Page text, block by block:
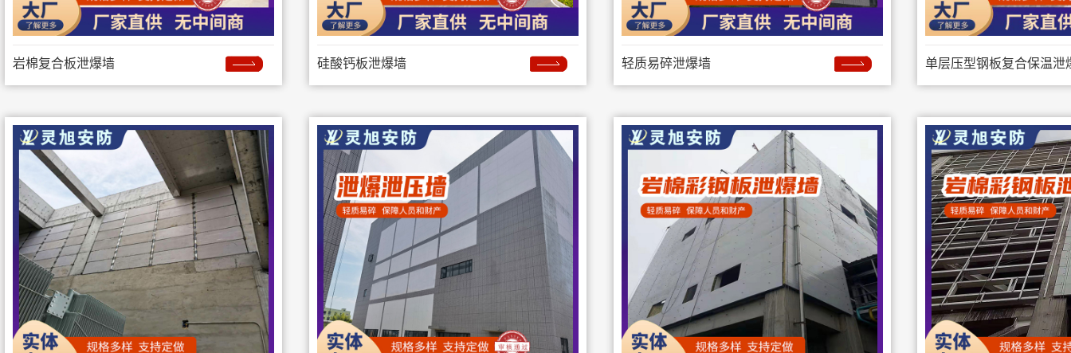
岩棉复合板泄爆墙 硅酸钙板泄爆墙 轻质易碎泄爆墙 单层压型钢板复合保温泄